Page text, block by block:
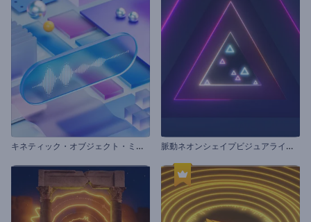
キ
ネティック・オブジェクト・ミュージック・ビジュアライザー 脈
動ネオンシェイプビジュアライザー